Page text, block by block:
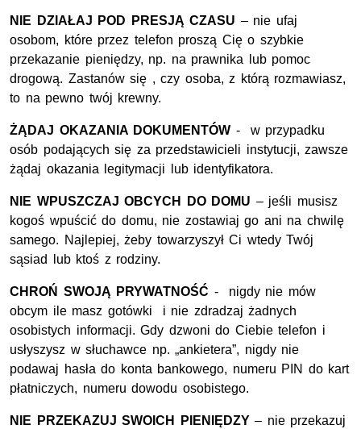
NIE DZIAŁAJ POD PRESJĄ CZASU – nie ufaj
osobom, które przez telefon proszą Cię o szybkie
przekazanie pieniędzy, np. na prawnika lub pomoc
drogową. Zastanów się , czy osoba, z którą rozmawiasz,
to na pewno twój krewny.
ŻĄDAJ OKAZANIA DOKUMENTÓW - w przypadku
osób podających się za przedstawicieli instytucji, zawsze
żądaj okazania legitymacji lub identyfikatora.
NIE WPUSZCZAJ OBCYCH DO DOMU – jeśli musisz
kogoś wpuścić do domu, nie zostawiaj go ani na chwilę
samego. Najlepiej, żeby towarzyszył Ci wtedy Twój
sąsiad lub ktoś z rodziny.
CHROŃ SWOJĄ PRYWATNOŚĆ - nigdy nie mów
obcym ile masz gotówki i nie zdradzaj żadnych
osobistych informacji. Gdy dzwoni do Ciebie telefon i
usłyszysz w słuchawce np. „ankietera”, nigdy nie
podawaj hasła do konta bankowego, numeru PIN do kart
płatniczych, numeru dowodu osobistego.
NIE PRZEKAZUJ SWOICH PIENIĘDZY– nie przekazuj